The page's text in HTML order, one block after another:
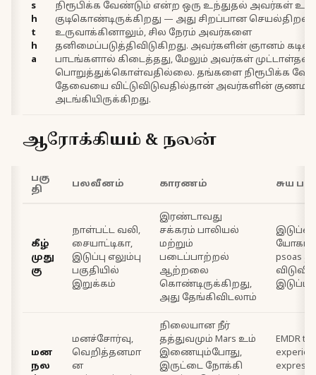
s
h
t
h
a
நிரூபிக்க வேண்டும் என்ற ஒரு உந்துதல் அவர்கள்
குடிகொண்டிருக்கிறது — அது சிறப்பான
உருவாக்கினாலும், சில நேரம் அவர்களை
தனிமைப்படுத்திவிடுகிறது. அவர்களின் ஞானம்
பாடங்களால் கிடைத்தது, மேலும் அவர்கள்
பொறுத்துக்கொள்வதில்லை. தங்களை நிரூபிக்க
தேவையை விட்டுவிடுவதில்தான் அவர்களின்
அடங்கியிருக்கிறது.
ஆரோக்கியம் & நலன்
பகு
தி
பலவீனம் காரணம் சுய
கீழ்
முது
கு
நாள்பட்ட வலி,
சையாட்டிகா,
இடுப்பு எலும்பு
பகுதியில்
இறுக்கம்
இரண்டாவது
சக்கரம் பாலியல்
மற்றும்
படைப்பாற்றல்
ஆற்றலை
கொண்டிருக்கிறது,
அது தேங்கிவிடலாம்
யோகா
psoas
இடுப்பு
மன
நல
மனச்சோர்வு,
வெறித்தனமா
ன
நிலையான நீர்
தத்துவமும் Mars உம்
இணையும்போது,
இருட்டை நோக்கி
EMDR